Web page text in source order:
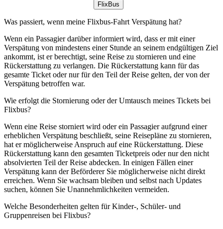
FlixBus
Was passiert, wenn meine Flixbus-Fahrt Verspätung hat?
Wenn ein Passagier darüber informiert wird, dass er mit einer
Verspätung von mindestens einer Stunde an seinem endgültigen Ziel
ankommt, ist er berechtigt, seine Reise zu stornieren und eine
Rückerstattung zu verlangen. Die Rückerstattung kann für das
gesamte Ticket oder nur für den Teil der Reise gelten, der von der
Verspätung betroffen war.
Wie erfolgt die Stornierung oder der Umtausch meines Tickets bei
Flixbus?
Wenn eine Reise storniert wird oder ein Passagier aufgrund einer
erheblichen Verspätung beschließt, seine Reisepläne zu stornieren,
hat er möglicherweise Anspruch auf eine Rückerstattung. Diese
Rückerstattung kann den gesamten Ticketpreis oder nur den nicht
absolvierten Teil der Reise abdecken. In einigen Fällen einer
Verspätung kann der Beförderer Sie möglicherweise nicht direkt
erreichen. Wenn Sie wachsam bleiben und selbst nach Updates
suchen, können Sie Unannehmlichkeiten vermeiden.
Welche Besonderheiten gelten für Kinder-, Schüler- und
Gruppenreisen bei Flixbus?